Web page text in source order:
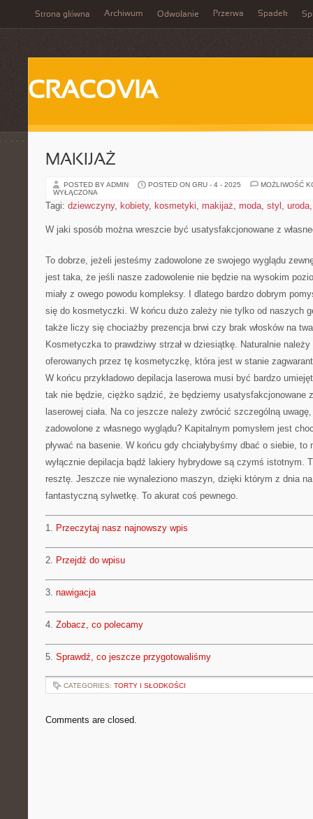
Strona główna Archiwum Odwołanie Przerwa Spadek
CRACOVIA
MAKIJAŻ
POSTED BY ADMIN POSTED ON GRU - 4 - 2025
MOŻLIWOŚĆ
WYŁĄCZONA
Tagi: dziewczyny, kobiety, kosmetyki, makijaż, moda, styl , uroda
W jaki sposób można wreszcie być usatysfakcjonowane z
To dobrze, jeżeli jesteśmy zadowolone ze swojego wyglądu
jest taka, że jeśli nasze zadowolenie nie będzie na wysokim
miały z owego powodu kompleksy. I dlatego bardzo dobrym
się do kosmetyczki. W końcu dużo zależy nie tylko od naszych
także liczy się chociażby prezencja brwi czy brak włosków na
Kosmetyczka to prawdziwy strzał w dziesiątkę. Naturalnie
oferowanych przez tę kosmetyczkę, która jest w stanie
W końcu przykładowo depilacja laserowa musi być bardzo
tak nie będzie, ciężko sądzić, że będziemy usatysfakcjonowane
laserowej ciała. Na co jeszcze należy zwrócić szczególną
zadowolone z własnego wyglądu? Kapitalnym pomysłem jest
pływać na basenie. W końcu gdy chciałybyśmy dbać o siebie,
wyłącznie depilacja bądź lakiery hybrydowe są czymś istotnym.
resztę. Jeszcze nie wynaleziono maszyn, dzięki którym z dnia
fantastyczną sylwetkę. To akurat coś pewnego.
1. Przeczytaj nasz najnowszy wpis
2. Przejdź do wpisu
3. nawigacja
4. Zobacz, co polecamy
5. Sprawdź, co jeszcze przygotowaliśmy
CATEGORIES: TORTY I SŁODKOŚCI
Comments are closed.